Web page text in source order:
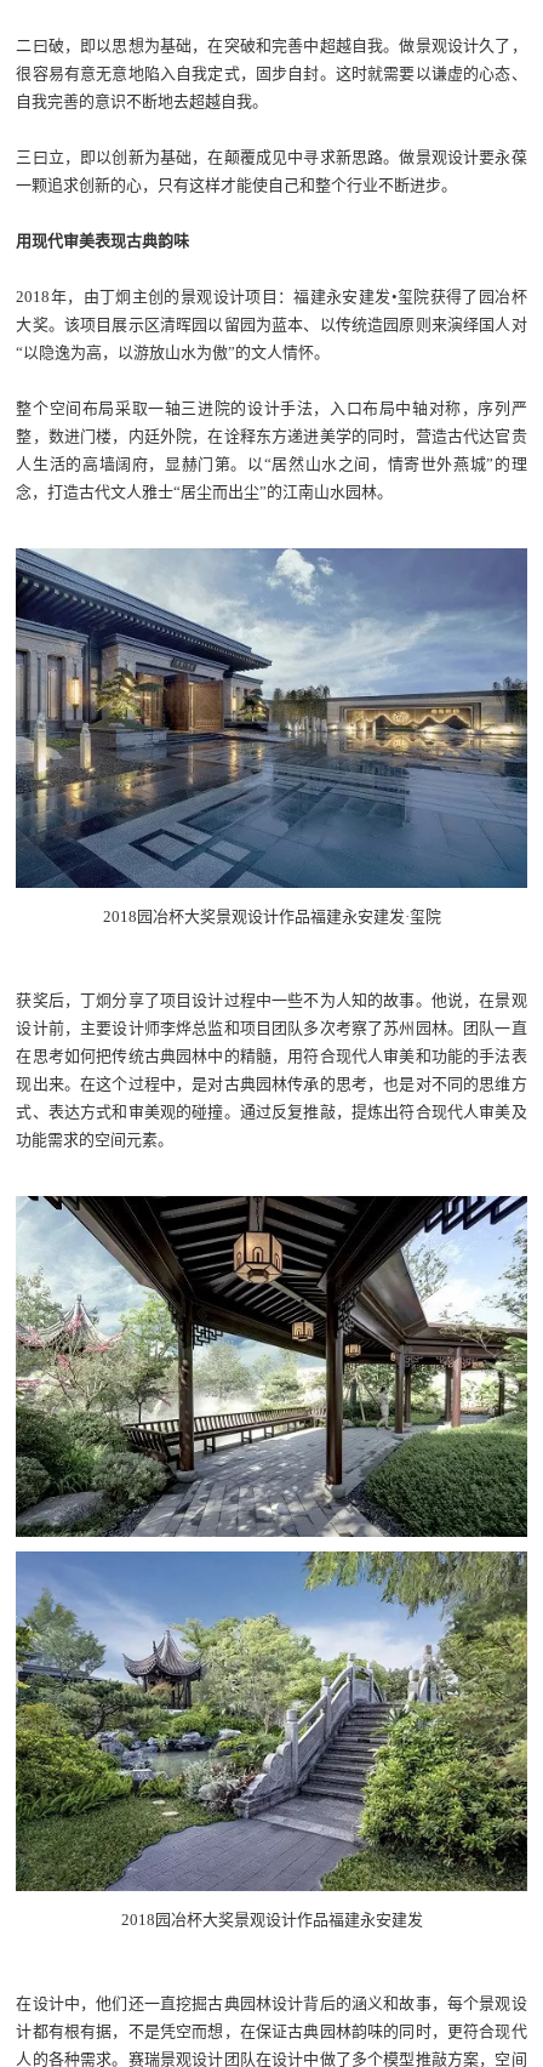
二曰破，即以思想为基础，在突破和完善中超越自我。做景观设计久了，
很容易有意无意地陷入自我定式，固步自封。这时就需要以谦虚的心态、
自我完善的意识不断地去超越自我。
三曰立，即以创新为基础，在颠覆成见中寻求新思路。做景观设计要永葆
一颗追求创新的心，只有这样才能使自己和整个行业不断进步。
用现代审美表现古典韵味
2018年，由丁炯主创的景观设计项目：福建永安建发•玺院获得了园冶杯
大奖。该项目展示区清晖园以留园为蓝本、以传统造园原则来演绎国人对
“以隐逸为高，以游放山水为傲”的文人情怀。
整个空间布局采取一轴三进院的设计手法，入口布局中轴对称，序列严
整，数进门楼，内廷外院，在诠释东方递进美学的同时，营造古代达官贵
人生活的高墙阔府，显赫门第。以“居然山水之间，情寄世外燕城”的理
念，打造古代文人雅士“居尘而出尘”的江南山水园林。
2018园冶杯大奖景观设计作品福建永安建发·玺院
获奖后，丁炯分享了项目设计过程中一些不为人知的故事。他说，在景观
设计前，主要设计师李烨总监和项目团队多次考察了苏州园林。团队一直
在思考如何把传统古典园林中的精髓，用符合现代人审美和功能的手法表
现出来。在这个过程中，是对古典园林传承的思考，也是对不同的思维方
式、表达方式和审美观的碰撞。通过反复推敲，提炼出符合现代人审美及
功能需求的空间元素。
2018园冶杯大奖景观设计作品福建永安建发
在设计中，他们还一直挖掘古典园林设计背后的涵义和故事，每个景观设
计都有根有据，不是凭空而想，在保证古典园林韵味的同时，更符合现代
人的各种需求。赛瑞景观设计团队在设计中做了多个模型推敲方案，空间